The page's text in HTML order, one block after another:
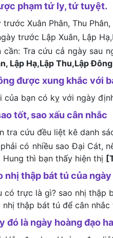
phạm tứ ly, tứ tuyệt.
trước Xuân Phân, Thu
trước Lập Xuân, Lập
cần: Tra cứu cả ngày sau
Lập Hạ,Lập Thu,Lập Đông
được xung khắc với
của bạn có kỵ với ngày
tốt, sao xấu cân nhắc
tra cứu đều liệt kê danh
có nhiều sao Đại Cát,
thì bạn thấy hiện thị
nhị thập bát tú của
có trực là gì? sao nhị thập
thập bát tú để cân nhắc
đó là ngày hoàng đạo